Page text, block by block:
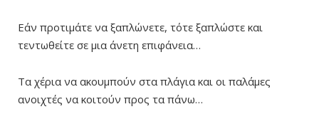
Εάν προτιμάτε να ξαπλώνετε, τότε ξαπλώστε και
τεντωθείτε σε μια άνετη επιφάνεια…
Τα χέρια να ακουμπούν στα πλάγια και οι παλάμες
ανοιχτές να κοιτούν προς τα πάνω…